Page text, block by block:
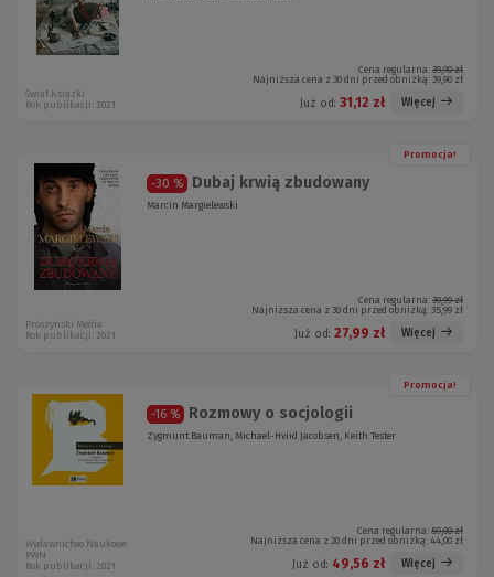
Cena regularna: 39,90 zł
Najniższa cena z 30 dni przed obniżką: 39,90 zł
Już od: 31,12 zł Więcej
Świat Książki
Rok publikacji: 2021
Promocja!
-30 % Dubaj krwią zbudowany
Marcin Margielewski
Cena regularna: 39,99 zł
Najniższa cena z 30 dni przed obniżką: 35,99 zł
Już od: 27,99 zł Więcej
Prószyński Media
Rok publikacji: 2021
Promocja!
-16 % Rozmowy o socjologii
Zygmunt Bauman, Michael-Hviid Jacobsen, Keith Tester
Cena regularna: 59,00 zł
Najniższa cena z 30 dni przed obniżką: 44,00 zł
Już od: 49,56 zł Więcej
Wydawnictwo Naukowe
PWN
Rok publikacji: 2021